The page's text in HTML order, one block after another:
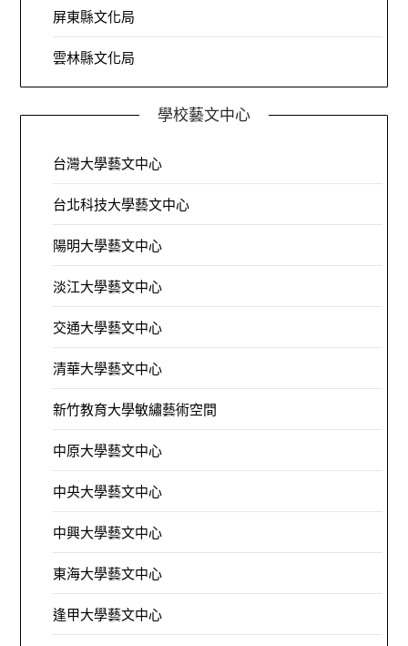
屏東縣文化局
雲林縣文化局
學校藝文中心
台灣大學藝文中心
台北科技大學藝文中心
陽明大學藝文中心
淡江大學藝文中心
交通大學藝文中心
清華大學藝文中心
新竹教育大學敏繡藝術空間
中原大學藝文中心
中央大學藝文中心
中興大學藝文中心
東海大學藝文中心
逢甲大學藝文中心